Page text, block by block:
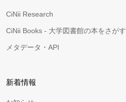
CiNii Research
CiNii Books - 大学図書館の本をさがす
メタデータ・API
新着情報